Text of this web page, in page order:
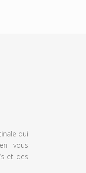
qui
vous
et des